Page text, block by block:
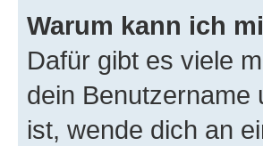
Warum kann ich
Dafür gibt es viele
dein Benutzername
ist, wende dich an